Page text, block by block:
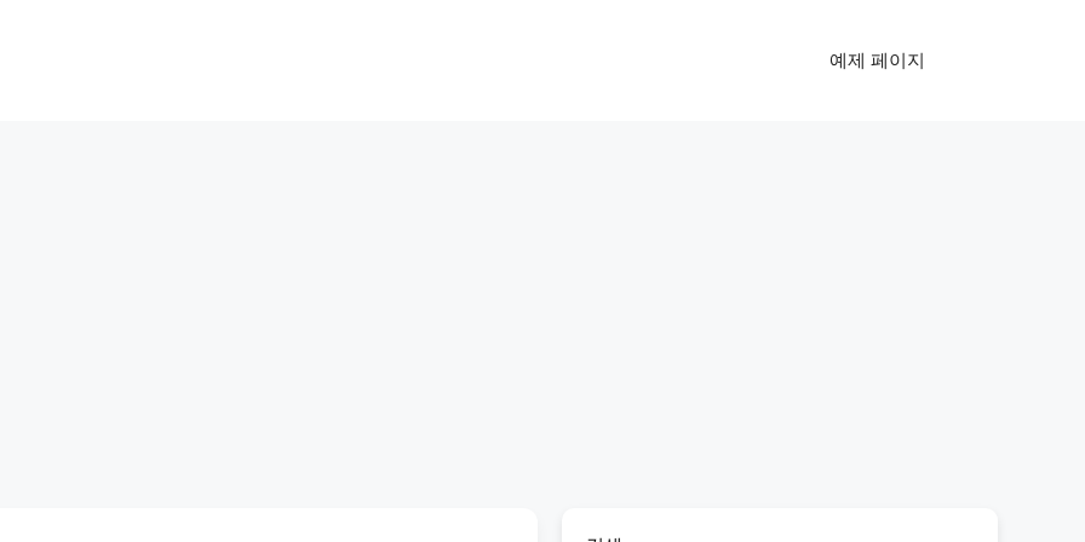
예제 페이지